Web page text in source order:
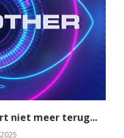
niet meer terug...